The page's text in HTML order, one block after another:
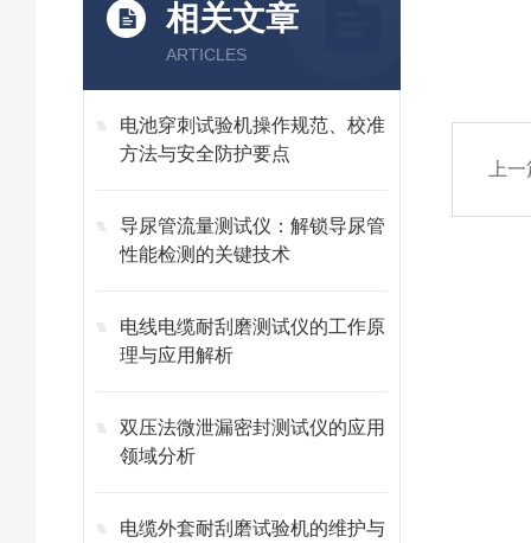
相关文章
ARTICLES
电池穿刺试验机操作规范、校准
方法与安全防护要点
导尿管流量测试仪：解锁导尿管
性能检测的关键技术
电线电缆耐刮磨测试仪的工作原
理与应用解析
双压法微泄漏密封测试仪的应用
领域分析
电缆外套耐刮磨试验机的维护与
上